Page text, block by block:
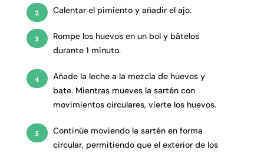
Calentar el pimiento y añadir el ajo.
Rompe los huevos en un bol y bátelos
durante 1 minuto.
Añade la leche a la mezcla de huevos y
bate. Mientras mueves la sartén con
movimientos circulares, vierte los huevos.
Continúe moviendo la sartén en forma
circular, permitiendo que el exterior de los